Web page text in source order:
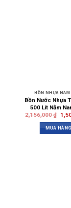
BỒN NHỰA NAM
Bồn Nước Nhựa
500 Lít Nằm
2,156,000₫
MUA HÀNG